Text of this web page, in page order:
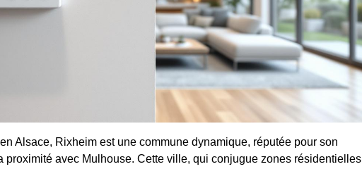
Alsace, Rixheim est une commune dynamique, réputée pour son
proximité avec Mulhouse. Cette ville, qui conjugue zones résidentielles